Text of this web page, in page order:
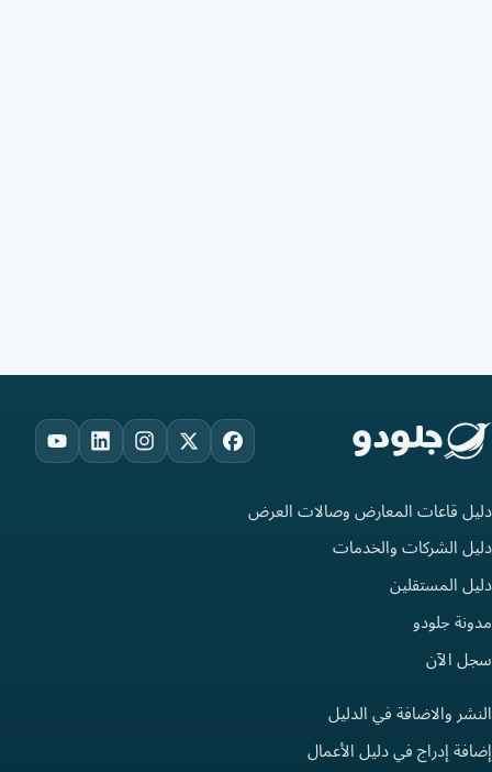
Facebook
X
Instagram
LinkedIn
دليل قاعات المعارض وصالات العرض
دليل الشركات والخدمات
دليل المستقلين
مدونة جلودو
سجل الآن
النشر والاضافة في الدليل
إضافة إدراج في دليل الأعمال